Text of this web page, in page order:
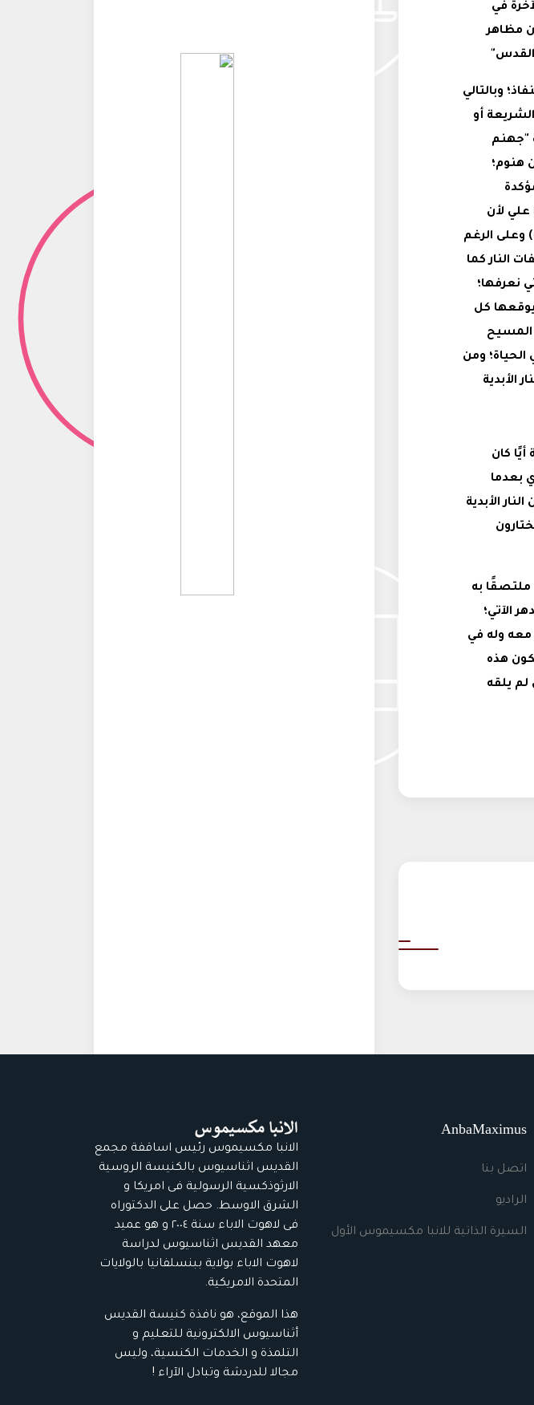
في
مظاهر
القدس"
وبالتالي
أو
"جهنم
هنوم؛
لأن
دودهم لا يموت و نارهم لا تطفأ ويكونون رذالة لكل ذي جسد" (أش ٢٤:٦٦) وعلى الرغم
النار كما
نعرفها؛
يوقعها كل
المسيح
ومن
الأبدية
كان
الموت (عب١٤:٢) وهو الذي بعدما
والجسد كليهما في جهنم (لو١٢: ٥) بل أن النار الأبدية
يختارون
ملتصقًا به
الآتي؛
معه وله في
هذه
لم يلقه
AnbaMaximus
اتصل بنا
الراديو
السيرة الذاتية للانبا مكسيموس الأول
الانبا مكسيموس رئيس اساقفة مجمع
القديس اثناسيوس بالكنيسة الروسية
الارثوذكسية الرسولية فى امريكا و
الشرق الاوسط. حصل على الدكتوراه
فى لاهوت الاباء سنة ٢٠٠٤ و هو عميد
معهد القديس اثناسيوس لدراسة
لاهوت الاباء بولاية ببنسلفانيا بالولايات
المتحدة الامريكية.
هذا الموقع، هو نافذة كنيسة القديس
أثناسيوس الالكترونية للتعليم و
التلمذة و الخدمات الكنسية، وليس
مجالا للدردشة وتبادل الآراء !